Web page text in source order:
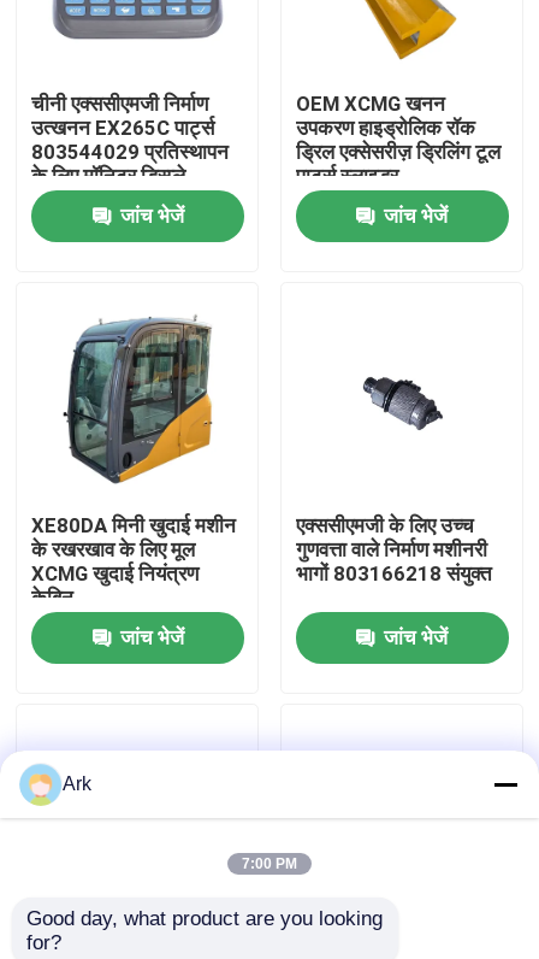
उत्पाद
हमारे बारे में
फैक्टरी यात्रा
गुणवत्ता नियंत्रण
हमसे संपर्क करें
एक बोली का अनुरोध
कमिंस स्पेयर पार्ट्स
चीनी एक्ससीएमजी निर्माण
उत्खनन EX265C पार्ट्स
803544029 प्रतिस्थापन
के लिए मॉनिटर डिस्प्ले
जांच भेजें
OEM XCMG खनन
उपकरण हाइड्रोलिक रॉक
ड्रिल एक्सेसरीज़ ड्रिलिंग टूल
पार्ट्स स्लाइडर
413480383
413480377
413480387
जांच भेजें
XE80DA मिनी खुदाई मशीन
के रखरखाव के लिए मूल
XCMG खुदाई नियंत्रण
केबिन
जांच भेजें
एक्ससीएमजी के लिए उच्च
गुणवत्ता वाले निर्माण मशीनरी
भागों 803166218 संयुक्त
जांच भेजें
मूल गुणवत्ता निर्माण भागों
Ark
7:00 PM
Good day, what product are you looking
for?